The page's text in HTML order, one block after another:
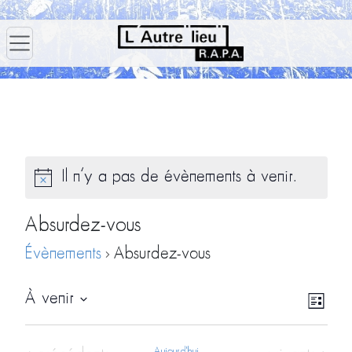
Il n’y a pas de évènements à venir.
Absurdez-vous
Évènements Absurdez-vous
Liste
À venir
Sélectionnez